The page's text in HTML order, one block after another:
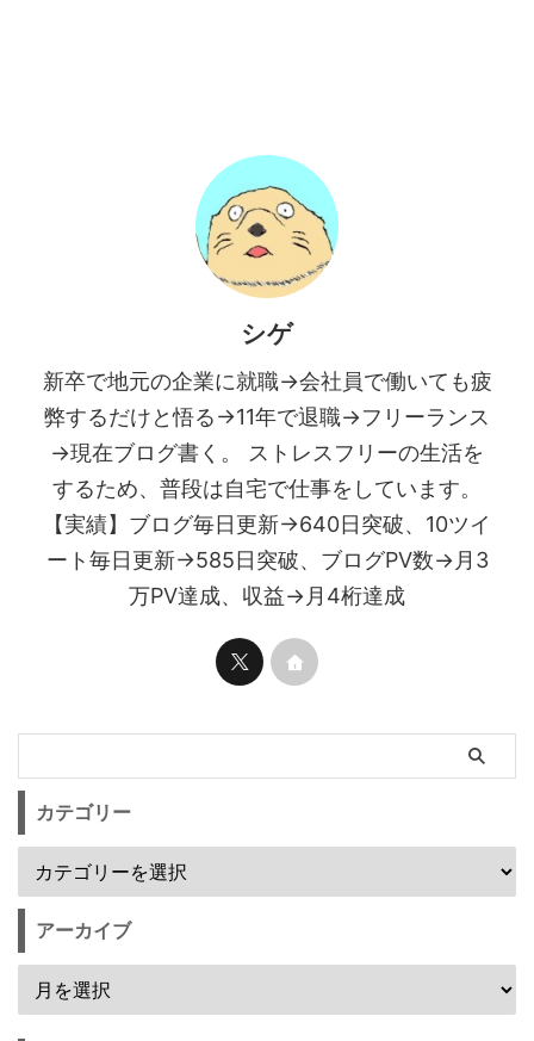
シゲ
新卒で地元の企業に就職→会社員で働いても疲
弊するだけと悟る→11年で退職→フリーランス
→現在ブログ書く。 ストレスフリーの生活を
するため、普段は自宅で仕事をしています。
【実績】ブログ毎日更新→640日突破、10ツイ
ート毎日更新→585日突破、ブログPV数→月3
万PV達成、収益→月4桁達成
カテゴリー
アーカイブ